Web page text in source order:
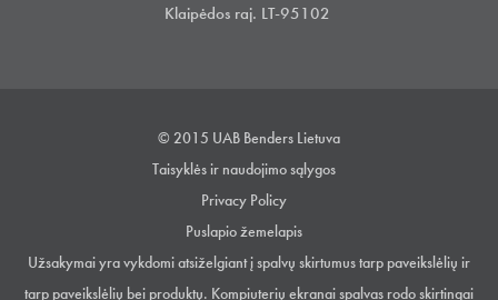
Klaipėdos raj. LT-95102
© 2015 UAB Benders Lietuva
Taisyklės ir naudojimo sąlygos
Privacy Policy
Puslapio žemelapis
Užsakymai yra vykdomi atsiželgiant į spalvų skirtumus tarp paveikslėlių ir
tarp paveikslėlių bei produktų. Kompiuterių ekranai spalvas rodo skirtingai